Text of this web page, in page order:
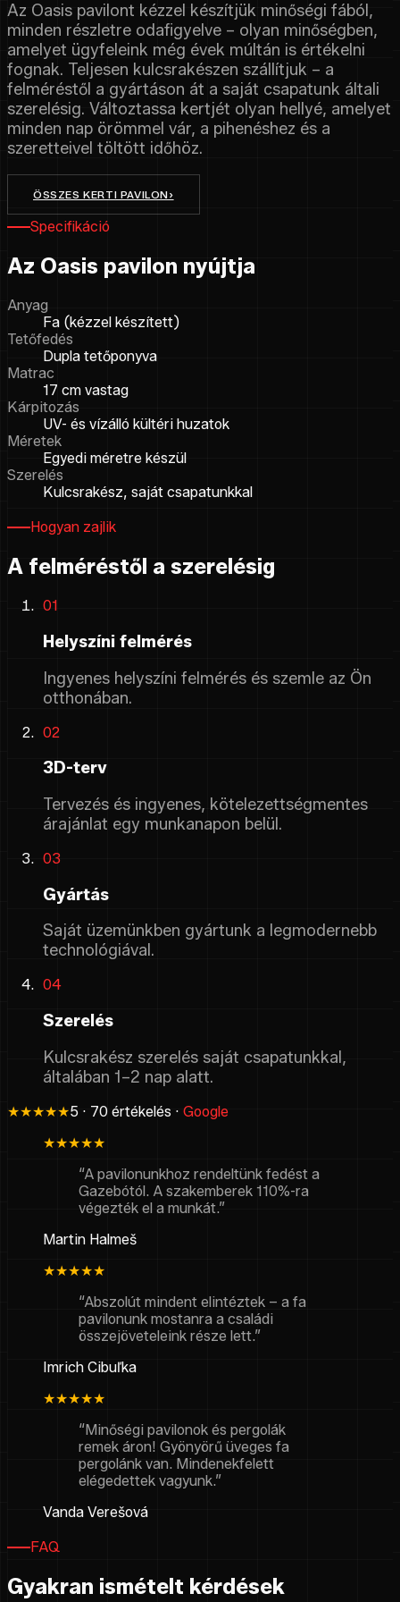
Az Oasis pavilont kézzel készítjük minőségi fából,
minden részletre odafigyelve – olyan minőségben,
amelyet ügyfeleink még évek múltán is értékelni
fognak. Teljesen kulcsrakészen szállítjuk – a
felméréstől a gyártáson át a saját csapatunk általi
szerelésig. Változtassa kertjét olyan hellyé, amelyet
minden nap örömmel vár, a pihenéshez és a
szeretteivel töltött időhöz.
ÖSSZES KERTI PAVILON›
Specifikáció
Az Oasis pavilon nyújtja
Anyag
Fa (kézzel készített)
Tetőfedés
Dupla tetőponyva
Matrac
17 cm vastag
Kárpitozás
UV- és vízálló kültéri huzatok
Méretek
Egyedi méretre készül
Szerelés
Kulcsrakész, saját csapatunkkal
Hogyan zajlik
A felméréstől a szerelésig
01
Helyszíni felmérés
Ingyenes helyszíni felmérés és szemle az Ön
otthonában.
02
3D-terv
Tervezés és ingyenes, kötelezettségmentes
árajánlat egy munkanapon belül.
03
Gyártás
Saját üzemünkben gyártunk a legmodernebb
technológiával.
04
Szerelés
Kulcsrakész szerelés saját csapatunkkal,
általában 1–2 nap alatt.
★★★★★5 · 70 értékelés · Google
★★★★★
“A pavilonunkhoz rendeltünk fedést a
Gazebótól. A szakemberek 110%-ra
végezték el a munkát.”
Martin Halmeš
★★★★★
“Abszolút mindent elintéztek – a fa
pavilonunk mostanra a családi
összejöveteleink része lett.”
Imrich Cibuľka
★★★★★
“Minőségi pavilonok és pergolák
remek áron! Gyönyörű üveges fa
pergolánk van. Mindenekfelett
elégedettek vagyunk.”
Vanda Verešová
FAQ
Gyakran ismételt kérdések